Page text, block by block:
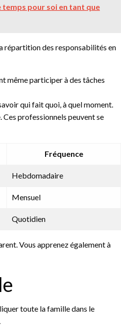
pour soi en tant que
répartition des responsabilités en
même participer à des tâches
qui fait quoi, à quel moment.
Ces professionnels peuvent se
Fréquence
Hebdomadaire
Mensuel
Quotidien
Vous apprenez également à
toute la famille dans le